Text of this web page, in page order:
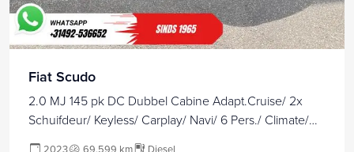
Fiat Scudo
2.0 MJ 145 pk DC Dubbel Cabine Adapt.Cruise/ 2x
Schuifdeur/ Keyless/ Carplay/ Navi/ 6 Pers./ Climate/
2023 69.599 km Diesel